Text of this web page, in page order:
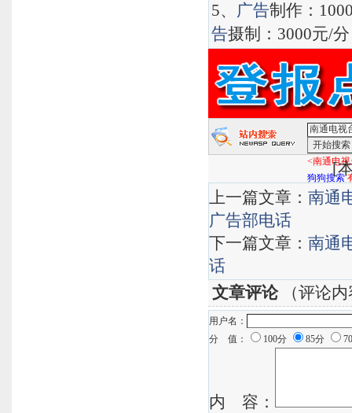
5、 广告制作：
告摄制：3000元/分
<南通电
狗狗搜索
[
上一篇文章： 南通
广告部电话
下一篇文章： 南通
话
文章评论（评论内
用户名：
分 值：
100分 85分
内 容：